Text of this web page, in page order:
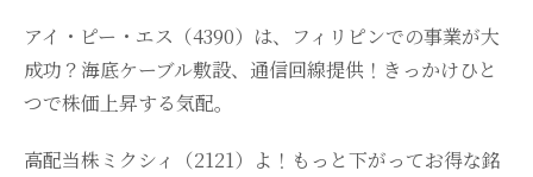
アイ・ピー・エス（4390）は、フィリピンでの事業が大
成功？海底ケーブル敷設、通信回線提供！きっかけひと
つで株価上昇する気配。
高配当株ミクシィ（2121）よ！もっと下がってお得な銘